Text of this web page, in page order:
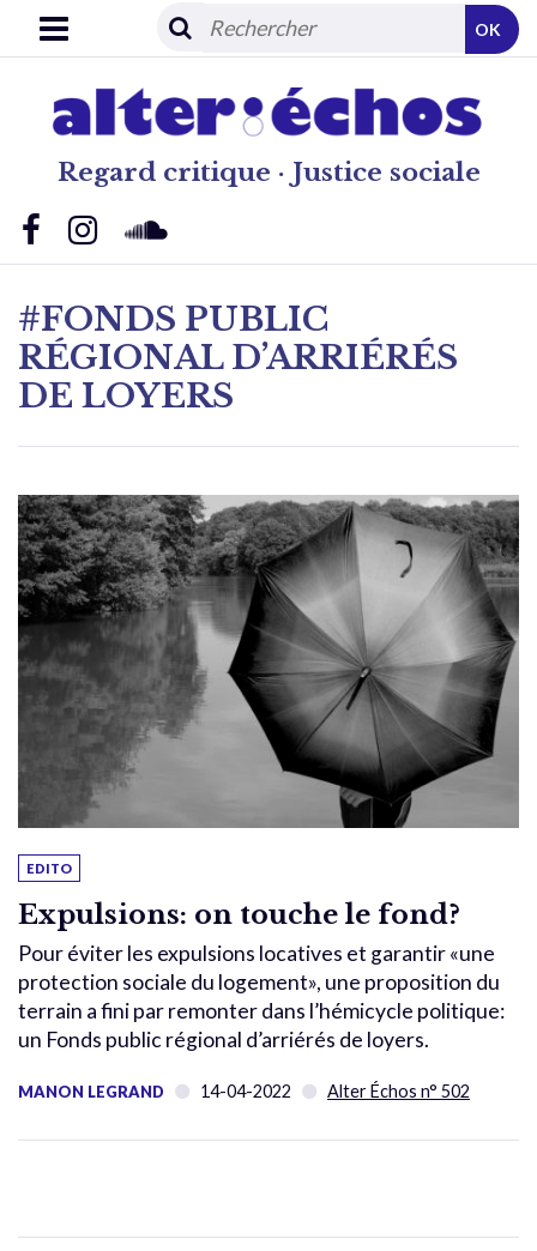
Regard critique · Justice sociale
OK
#FONDS PUBLIC
RÉGIONAL D’ARRIÉRÉS
DE LOYERS
EDITO
Expulsions: on touche le fond?
Pour éviter les expulsions locatives et garantir «une
protection sociale du logement», une proposition du
terrain a fini par remonter dans l’hémicycle politique:
un Fonds public régional d’arriérés de loyers.
MANON LEGRAND 14-04-2022 Alter Échos n° 502